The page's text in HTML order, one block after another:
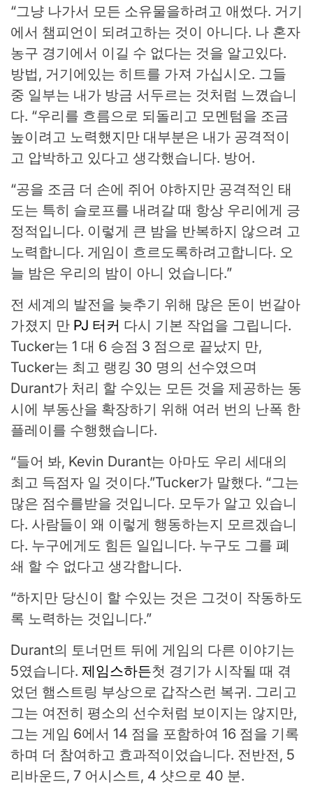
“그냥 나가서 모든 소유물을하려고 애썼다. 거기
에서 챔피언이 되려고하는 것이 아니다. 나 혼자
농구 경기에서 이길 수 없다는 것을 알고있다.
방법, 거기에있는 히트를 가져 가십시오. 그들
중 일부는 내가 방금 서두르는 것처럼 느꼈습니
다. “우리를 흐름으로 되돌리고 모멘텀을 조금
높이려고 노력했지만 대부분은 내가 공격적이
고 압박하고 있다고 생각했습니다. 방어.
“공을 조금 더 손에 쥐어 야하지만 공격적인 태
도는 특히 슬로프를 내려갈 때 항상 우리에게 긍
정적입니다. 이렇게 큰 밤을 반복하지 않으려 고
노력합니다. 게임이 흐르도록하려고합니다. 오
늘 밤은 우리의 밤이 아니 었습니다.”
전 세계의 발전을 늦추기 위해 많은 돈이 번갈아
가졌지 만 PJ 터커 다시 기본 작업을 그립니다.
Tucker는 1 대 6 승점 3 점으로 끝났지 만,
Tucker는 최고 랭킹 30 명의 선수였으며
Durant가 처리 할 수있는 모든 것을 제공하는 동
시에 부동산을 확장하기 위해 여러 번의 난폭 한
플레이를 수행했습니다.
“들어 봐, Kevin Durant는 아마도 우리 세대의
최고 득점자 일 것이다.”Tucker가 말했다. “그는
많은 점수를받을 것입니다. 모두가 알고 있습니
다. 사람들이 왜 이렇게 행동하는지 모르겠습니
다. 누구에게도 힘든 일입니다. 누구도 그를 폐
쇄 할 수 없다고 생각합니다.
“하지만 당신이 할 수있는 것은 그것이 작동하도
록 노력하는 것입니다.”
Durant의 토너먼트 뒤에 게임의 다른 이야기는
5였습니다. 제임스하든첫 경기가 시작될 때 겪
었던 햄스트링 부상으로 갑작스런 복귀. 그리고
그는 여전히 평소의 선수처럼 보이지는 않지만,
그는 게임 6에서 14 점을 포함하여 16 점을 기록
하며 더 참여하고 효과적이었습니다. 전반전, 5
리바운드, 7 어시스트, 4 샷으로 40 분.